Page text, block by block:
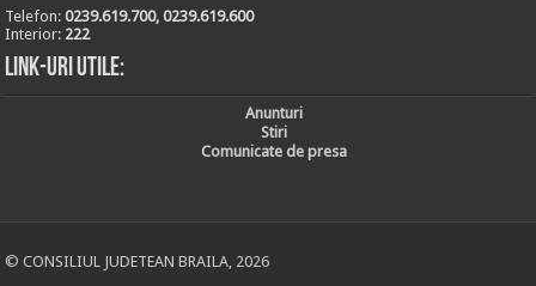
Telefon:0239.619.700, 0239.619.600
Interior: 222
Link-uri utile:
Anunturi
Stiri
Comunicate de presa
© CONSILIUL JUDETEAN BRAILA, 2026